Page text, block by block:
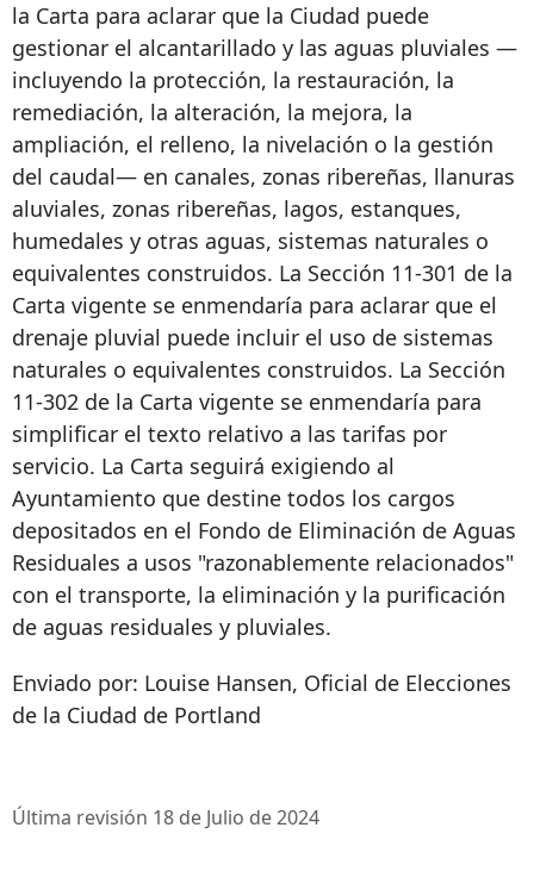
la Carta para aclarar que la Ciudad puede
gestionar el alcantarillado y las aguas pluviales —
incluyendo la protección, la restauración, la
remediación, la alteración, la mejora, la
ampliación, el relleno, la nivelación o la gestión
del caudal— en canales, zonas ribereñas, llanuras
aluviales, zonas ribereñas, lagos, estanques,
humedales y otras aguas, sistemas naturales o
equivalentes construidos. La Sección 11-301 de la
Carta vigente se enmendaría para aclarar que el
drenaje pluvial puede incluir el uso de sistemas
naturales o equivalentes construidos. La Sección
11-302 de la Carta vigente se enmendaría para
simplificar el texto relativo a las tarifas por
servicio. La Carta seguirá exigiendo al
Ayuntamiento que destine todos los cargos
depositados en el Fondo de Eliminación de Aguas
Residuales a usos "razonablemente relacionados"
con el transporte, la eliminación y la purificación
de aguas residuales y pluviales.
Enviado por: Louise Hansen, Oficial de Elecciones
de la Ciudad de Portland
Última revisión 18 de Julio de 2024